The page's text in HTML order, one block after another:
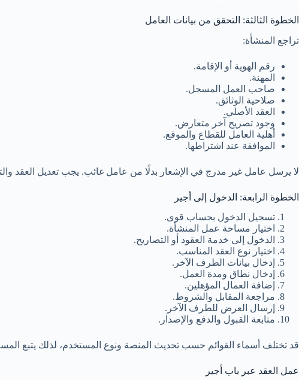
الخطوة الثالثة: التحقق من بيانات العامل
تراجع المنشأة:
رقم الهوية أو الإقامة.
المهنة.
صاحب العمل المسجل.
صلاحية الوثائق.
العقد الأصلي.
وجود تصريح آخر متعارض.
أهلية العامل للقطاع والموقع.
الموافقة عند اشتراطها.
لا يرسل عامل غير مدرج في الإشعار بدلًا من عامل غائب. يجب تعديل العقد
الخطوة الرابعة: الدخول إلى أجير
تسجيل الدخول بحساب قوى.
اختيار مساحة عمل المنشأة.
الدخول إلى خدمة العقود أو التصاريح.
اختيار نوع العقد المناسب.
إدخال بيانات الطرف الآخر.
إدخال نطاق ومدة العمل.
إضافة العمال المؤهلين.
مراجعة المقابل والشروط.
إرسال العرض للطرف الآخر.
متابعة القبول والدفع والإصدار.
قد تختلف أسماء القوائم حسب تحديث المنصة ونوع المستخدم، لذلك يتبع
عمل العقد عبر باب أجير